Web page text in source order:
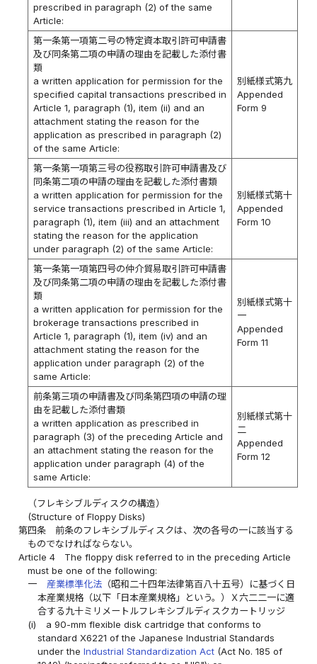
prescribed in paragraph (2) of the same
Article:
第一条第一項第二号の特定資本取引許可申請書
及び同条第二項の申請の理由を記載した添付書
類
a written application for permission for the
specified capital transactions prescribed in
Article 1, paragraph (1), item (ii) and an
attachment stating the reason for the
application as prescribed in paragraph (2)
of the same Article:
別紙様式第九
Appended
Form 9
第一条第一項第三号の役務取引許可申請書及び
同条第二項の申請の理由を記載した添付書類
a written application for permission for the
service transactions prescribed in Article 1,
paragraph (1), item (iii) and an attachment
stating the reason for the application
under paragraph (2) of the same Article:
別紙様式第十
Appended
Form 10
第一条第一項第四号の仲介貿易取引許可申請書
及び同条第二項の申請の理由を記載した添付書
類
a written application for permission for the
brokerage transactions prescribed in
Article 1, paragraph (1), item (iv) and an
attachment stating the reason for the
application under paragraph (2) of the
same Article:
別紙様式第十
一
Appended
Form 11
前条第三項の申請書及び同条第四項の申請の理
由を記載した添付書類
a written application as prescribed in
paragraph (3) of the preceding Article and
an attachment stating the reason for the
application under paragraph (4) of the
same Article:
別紙様式第十
二
Appended
Form 12
（フレキシブルディスクの構造）
(Structure of Floppy Disks)
第四条
前条のフレキシブルディスクは、次の各号の一に該当する
ものでなければならない。
Article 4
The floppy disk referred to in the preceding Article
must be one of the following:
一
産業標準化法（昭和二十四年法律第百八十五号）に基づく日
本産業規格（以下「日本産業規格」という。）Ｘ六二二一に適
合する九十ミリメートルフレキシブルディスクカートリッジ
(i)
a 90-mm flexible disk cartridge that conforms to
standard X6221 of the Japanese Industrial Standards
under the Industrial Standardization Act(Act No. 185 of